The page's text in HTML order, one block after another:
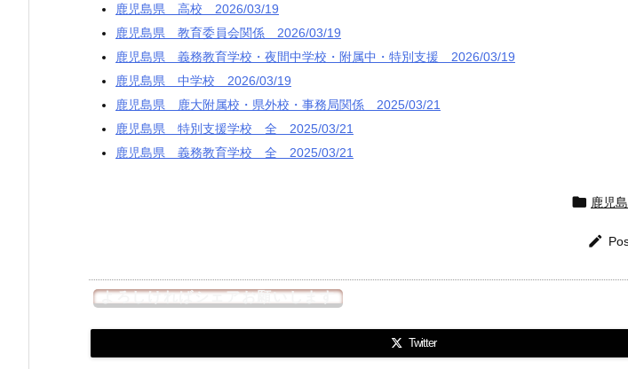
鹿児島県 高校 2026/03/19
鹿児島県 教育委員会関係 2026/03/19
鹿児島県 義務教育学校・夜間中学校・附属中・特別支援 2026/03/19
鹿児島県 中学校 2026/03/19
鹿児島県 鹿大附属校・県外校・事務局関係 2025/03/21
鹿児島県 特別支援学校 全 2025/03/21
鹿児島県 義務教育学校 全 2025/03/21
 鹿児

よろしければシェアお願いします
Twitter